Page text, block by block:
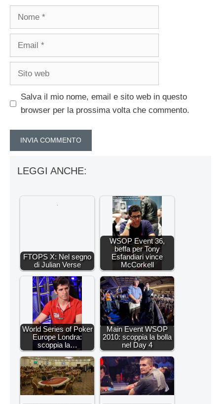
Nome
Email
Sito
Salva il mio nome, email e sito web in questo
browser per la prossima volta che commento.
LEGGI ANCHE:
FTOPS X: Nel segno
di Julian Verse
WSOP Event 36,
beffa per Tony
Esfandiari vince
McCorkell
World Series of Poker
Europe Londra:
scoppia la…
Main Event WSOP
2010: scoppia la bolla
nel Day 4